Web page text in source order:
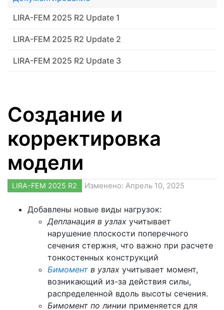
LIRA-FEM 2025 R2 Update 1
LIRA-FEM 2025 R2 Update 2
LIRA-FEM 2025 R2 Update 3
Создание и
корректировка
модели
LIRA-FEM 2025 R2 Изменено: Апрель 10, 2025
Добавлены новые виды нагрузок:
Депланация в узлах учитывает
нарушение плоскости поперечного
сечения стержня, что важно при расчете
тонкостенных конструкций
Бимомент в узлах учитывает момент,
возникающий из-за действия силы,
распределенной вдоль высоты сечения.
Бимомент по линии применяется для